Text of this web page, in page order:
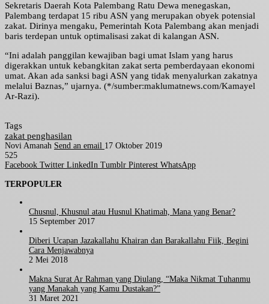
Sekretaris Daerah Kota Palembang Ratu Dewa menegaskan,
Palembang terdapat 15 ribu ASN yang merupakan obyek potensial
zakat. Dirinya mengaku, Pemerintah Kota Palembang akan menjadi
baris terdepan untuk optimalisasi zakat di kalangan ASN.
“Ini adalah panggilan kewajiban bagi umat Islam yang harus
digerakkan untuk kebangkitan zakat serta pemberdayaan ekonomi
umat. Akan ada sanksi bagi ASN yang tidak menyalurkan zakatnya
melalui Baznas,” ujarnya. (*/sumber:maklumatnews.com/Kamayel
Ar-Razi).
Tags
zakat penghasilan
Novi Amanah Send an email 17 Oktober 2019
525
Facebook Twitter LinkedIn Tumblr Pinterest WhatsApp
TERPOPULER
Chusnul, Khusnul atau Husnul Khatimah, Mana yang Benar?
15 September 2017
Diberi Ucapan Jazakallahu Khairan dan Barakallahu Fiik, Begini
Cara Menjawabnya
2 Mei 2018
Makna Surat Ar Rahman yang Diulang, “Maka Nikmat Tuhanmu
yang Manakah yang Kamu Dustakan?”
31 Maret 2021